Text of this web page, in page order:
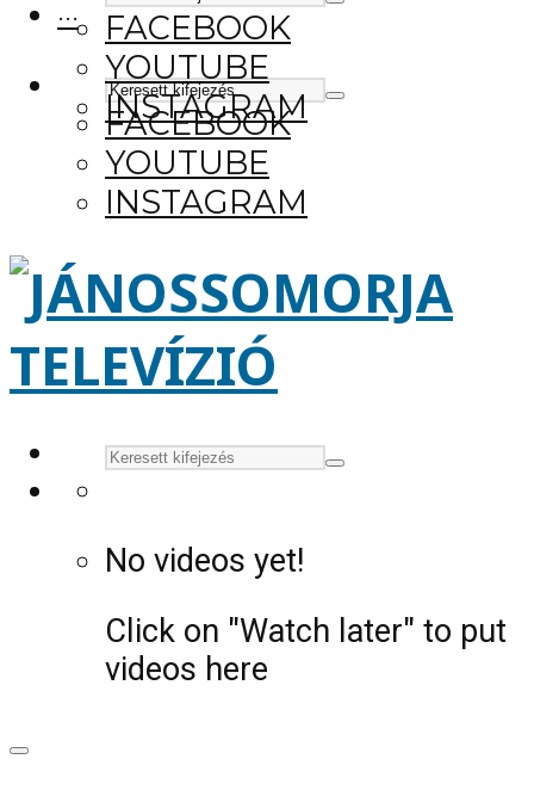
FACEBOOK
YOUTUBE
INSTAGRAM
···
FACEBOOK
YOUTUBE
INSTAGRAM
No videos yet!
Click on "Watch later" to put
videos here